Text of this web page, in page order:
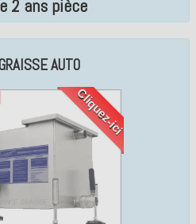
2 ans pièce
AUTO
Cliquez-ici